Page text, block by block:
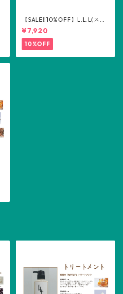
【SALE‼️10%OFF】L.L.L(スリ
ーエル) トリートメント詰め替
え用500ml
¥7,920
10%OFF